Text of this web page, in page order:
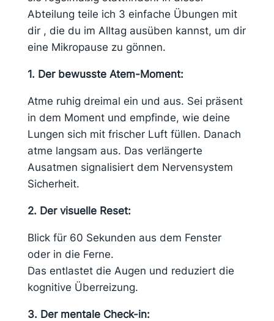
Abteilung teile ich 3 einfache Übungen mit
dir , die du im Alltag ausüben kannst, um dir
eine Mikropause zu gönnen.
1. Der bewusste Atem-Moment:
Atme ruhig dreimal ein und aus. Sei präsent
in dem Moment und empfinde, wie deine
Lungen sich mit frischer Luft füllen. Danach
atme langsam aus. Das verlängerte
Ausatmen signalisiert dem Nervensystem
Sicherheit.
2. Der visuelle Reset:
Blick für 60 Sekunden aus dem Fenster
oder in die Ferne.
Das entlastet die Augen und reduziert die
kognitive Überreizung.
3. Der mentale Check-in: